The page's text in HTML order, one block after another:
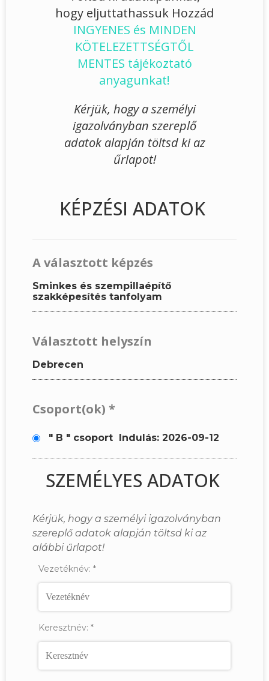
hogy eljuttathassuk Hozzád
INGYENES és MINDEN
KÖTELEZETTSÉGTŐL
MENTES tájékoztató
anyagunkat!
Kérjük, hogy a személyi
igazolványban szereplő
adatok alapján töltsd ki az
űrlapot!
KÉPZÉSI ADATOK
A választott képzés
Sminkes és szempillaépítő
szakképesítés tanfolyam
Választott helyszín
Debrecen
Csoport(ok) *
" B " csoport Indulás: 2026-09-12
SZEMÉLYES ADATOK
Kérjük, hogy a személyi igazolványban
szereplő adatok alapján töltsd ki az
alábbi űrlapot!
Vezetéknév: *
Keresztnév: *